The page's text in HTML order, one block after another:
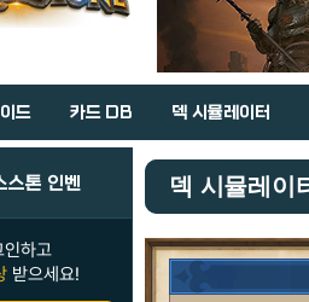
드 카드 DB 덱 시뮬레이터
스톤 인벤
인하고
받으세요!
덱 시뮬레이